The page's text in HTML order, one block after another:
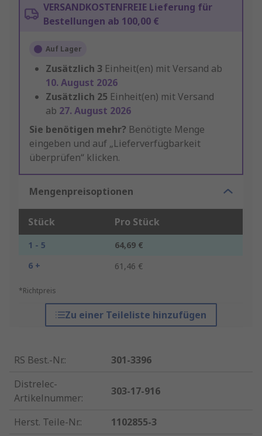
VERSANDKOSTENFREIE Lieferung für
Bestellungen ab 100,00 €
Auf Lager
Zusätzlich 3 Einheit(en) mit Versand ab
10. August 2026
Zusätzlich 25 Einheit(en) mit Versand
ab 27. August 2026
Sie benötigen mehr? Benötigte Menge
eingeben und auf „Lieferverfügbarkeit
überprüfen“ klicken.
Mengenpreisoptionen
Stück Pro Stück
1 - 5
64,69 €
6 +
61,46 €
*Richtpreis
Zu einer Teileliste hinzufügen
RS Best.-Nr.:
301-3396
Distrelec-
Artikelnummer:
303-17-916
Herst. Teile-Nr.:
1102855-3